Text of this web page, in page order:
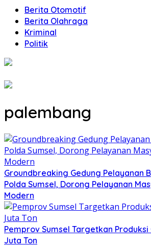
Berita Otomotif
Berita Olahraga
Kriminal
Politik
palembang
Groundbreaking Gedung Pelayanan
Polda Sumsel, Dorong Pelayanan
Modern
Pemprov Sumsel Targetkan Produksi
Juta Ton